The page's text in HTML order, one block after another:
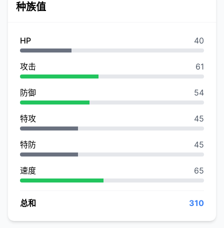
种族值
HP 40
攻击 61
防御 54
特攻 45
特防 45
速度 65
总和 310